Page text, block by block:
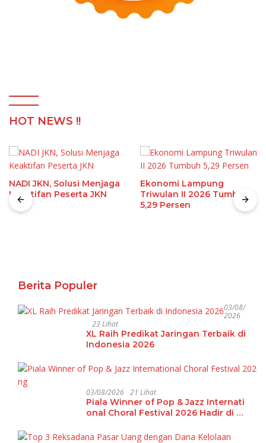
HOT NEWS !!
NADI JKN, Solusi Menjaga
Keaktifan Peserta JKN
Ekonomi Lampung
Triwulan II 2026 Tumbuh
5,29 Persen
Berita Populer
03/08/
2026
23 Lihat
XL Raih Predikat Jaringan Terbaik di
Indonesia 2026
03/08/2026 21 Lihat
Piala Winner of Pop & Jazz Internati
onal Choral Festival 2026 Hadir di La